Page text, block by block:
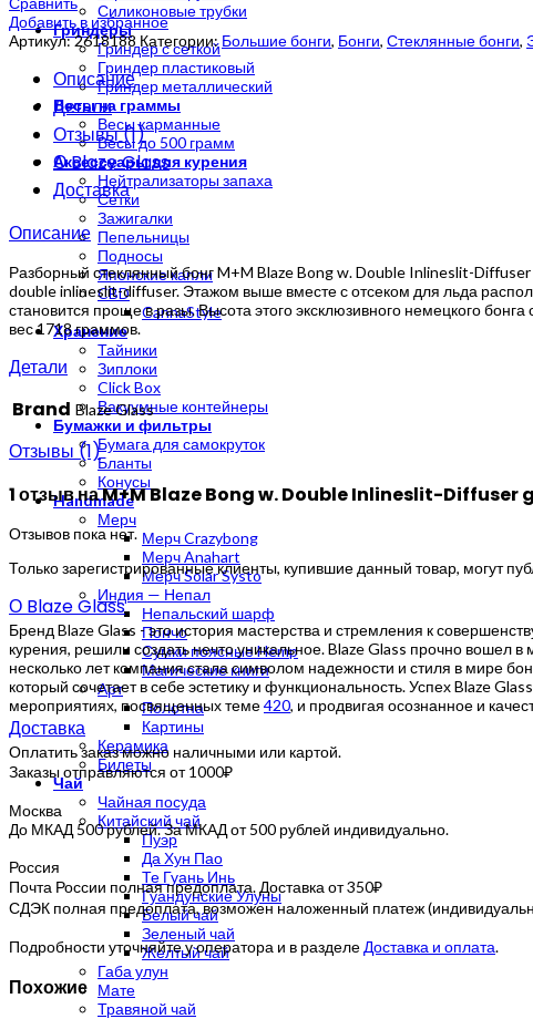
Силиконовые трубки
Гриндеры
Гриндер с сеткой
Гриндер пластиковый
Гриндер металлический
Весы на граммы
Весы карманные
Весы до 500 грамм
Аксессуары для курения
Нейтрализаторы запаха
Сетки
Зажигалки
Пепельницы
Подносы
Японские капли
CBD
CannaStyle
Хранение
Тайники
Зиплоки
Click Box
Вакуумные контейнеры
Бумажки и фильтры
Бумага для самокруток
Бланты
Конусы
Handmade
Мерч
Мерч Crazybong
Мерч Anahart
Мерч Solar Systo
Индия — Непал
Непальский шарф
Пончо
Сумки поясные Hemp
Магические книги
Арт
Полотна
Картины
Керамика
Билеты
Чай
Чайная посуда
Китайский чай
Пуэр
Да Хун Пао
Те Гуань Инь
Гуандунские Улуны
Белый чай
Зеленый чай
Желтый чай
Габа улун
Мате
Травяной чай
Добавить в избранное
Артикул:2618188 Категории:Большие бонги, Бонги, Стеклянные бонги,
Описание
Детали
Отзывы (1)
О Blaze Glass
Доставка
Описание
Разборный стеклянный бонг M+M Blaze Bong w. Double Inlineslit-
double inlineslit-diffuser. Этажом выше вместе с отсеком для льда
становится проще в разы. Высота этого эксклюзивного немецкого
вес 1718 граммов.
Детали
Brand Blaze Glass
Отзывы (1)
1 отзыв наM+M Blaze Bong w. Double Inlineslit-Diffuser
Отзывов пока нет.
Только зарегистрированные клиенты, купившие данный товар, могут
О Blaze Glass
Бренд Blaze Glass - это история мастерства и стремления к
курения, решили создать нечто уникальное. Blaze Glass прочно вошел
несколько лет компания стала символом надежности и стиля в мире
который сочетает в себе эстетику и функциональность. Успех Blaze
мероприятиях, посвященных теме420, и продвигая осознанное и
Доставка
Оплатить заказ можно наличными или картой.
Заказы отправляются от 1000₽
Москва
До МКАД 500 рублей. За МКАД от 500 рублей индивидуально.
Россия
Почта России полная предоплата. Доставка от 350₽
СДЭК полная предоплата, возможен наложенный платеж
Подробности уточняйте у оператора и в разделе Доставка и оплата.
Похожие